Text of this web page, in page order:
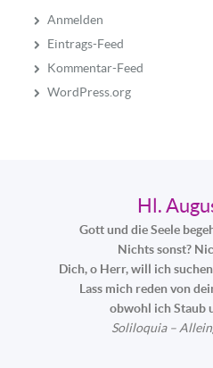
Anmelden
Eintrags-Feed
Kommentar-Feed
WordPress.org
Hl.
Gott und die Seele
Nichts sonst?
Dich, o Herr, will ich
Lass mich reden von
obwohl ich Staub
Soliloquia –